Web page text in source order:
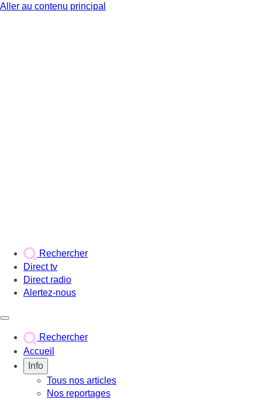
Aller au contenu principal
Rechercher
Direct tv
Direct radio
Alertez-nous
Rechercher
Accueil
Info
Tous nos articles
Nos reportages